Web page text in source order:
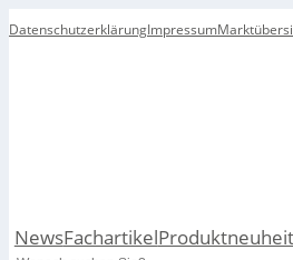
DatenschutzerklärungImpressum
NewsFachartikel